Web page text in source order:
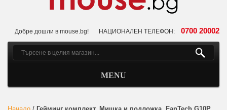
Добре дошли в mouse.bg! НАЦИОНАЛЕН ТЕЛЕФОН: 0700 20002
MENU